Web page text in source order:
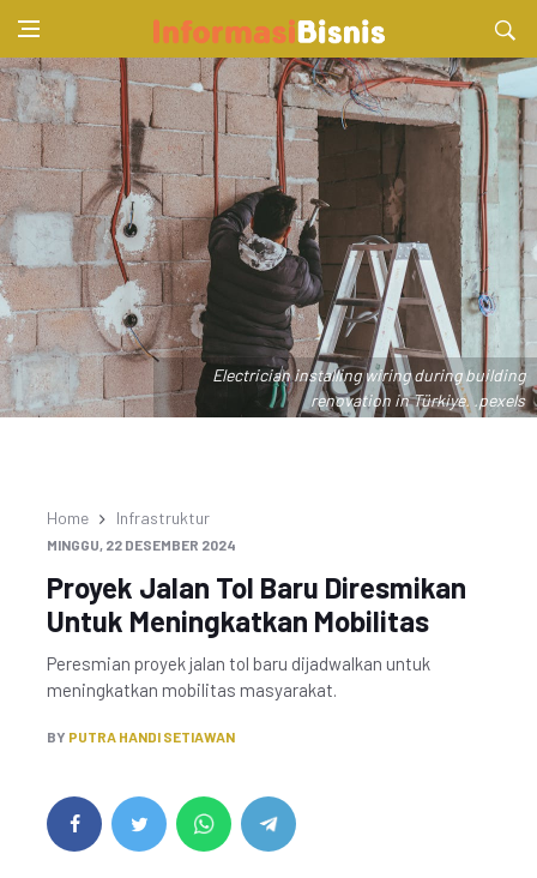
Electrician installing wiring during building
renovation in Türkiye. .pexels
Home Infrastruktur
MINGGU, 22 DESEMBER 2024
Proyek Jalan Tol Baru Diresmikan
Untuk Meningkatkan Mobilitas
Peresmian proyek jalan tol baru dijadwalkan untuk
meningkatkan mobilitas masyarakat.
BY PUTRA HANDI SETIAWAN